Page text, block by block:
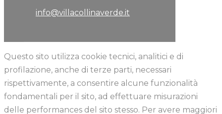
info@villacollinaverde.it
Questo sito utilizza cookie tecnici, analitici e di
profilazione, anche di terze parti, necessari
rispettivamente, a consentire alcune funzionalità
fondamentali per il sito, ad effettuare misurazioni
delle performances del sito stesso. Per avere maggiori